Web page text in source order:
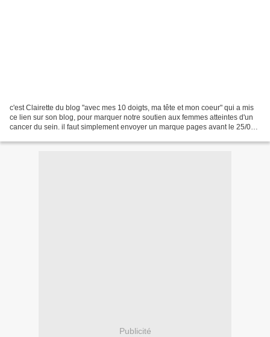
c'est Clairette du blog "avec mes 10 doigts, ma tête et mon coeur" qui a mis
ce lien sur son blog, pour marquer notre soutien aux femmes atteintes d'un
cancer du sein. il faut simplement envoyer un marque pages avant le 25/09
Publicité